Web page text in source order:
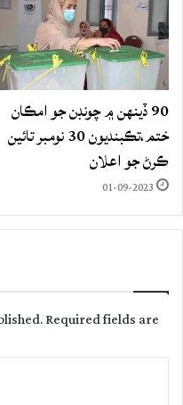
90 ڏينهن ۾ چونڊن جو امڪان
ختم،تڪبنديون 30 نومبر تائين
ڪرڻ جو اعلان
01-09-2023
Required fields are